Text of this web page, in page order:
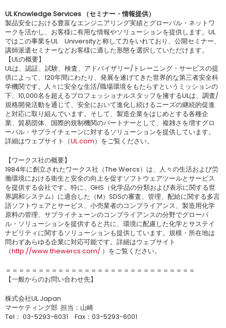
UL Knowledge Services （セミナー・情報提供）
製品安全における豊富なエンジニアリング実績とグローバル・ネットワ
ークを活かし、お客様に有用な情報やソリューションを提供します。UL
ではこの事業をUL Universityと称して力をいれており、公開セミナー、
講師派遣セミナーなどお客様に適した形態を選択していただけます。
【ULの概要】
ULは、認証、試験、検査、アドバイザリー/トレーニング・サービスの提
供によって、120年間にわたり、発展を遂げてきた世界的な第三者安全科
学機関です。人々に安全な生活/職場環境をもたらすというミッションの
下、10,000名を超えるプロフェッショナルスタッフを擁するULは、調査/
規格開発活動を通じて、安全において進化し続けるニーズの継続的促進
と対応に取り組んでいます。そして、製造企業をはじめとする各種企
業、貿易団体、国際的規制機関のパートナーとして、複雑さを増すグロ
ーバル・サプライチェーンに対するソリューションを提供しています。
詳細はウェブサイト（UL.com）をご覧ください。
【ワークス社の概要】
1984年に創立されたワークス社（The Wercs）は、人々の生活および労
働環境における衛生と安全の向上を促すソフトウェアツールとサービス
を提供する会社です。特に、GHS（化学品の分類および表示に関する世
界調和システム）に適合した（M）SDSの審査、管理、配給に関する多言
語ソフトウェアとサービス、小売業者のコンプライアンス、製造用化学
原料の管理、サプライチェーンのコンプライアンスの分野でグローバ
ル・ソリューションを提供すると共に、環境に配慮した化学とサステイ
ナビリティに関するソリューションも提供しています。規模・所在地は
問わずあらゆる企業に対応可能です。詳細はウェブサイト
（http://www.thewercs.com/ ）をご覧ください。
＝＝＝＝＝＝＝＝＝＝＝＝＝＝＝＝＝＝＝＝＝＝＝＝＝＝＝＝＝
【一般からのお問い合わせ先】
株式会社UL Japan
マーケティング部 担当：山崎
Tel： 03-5293-6031 Fax：03-5293-6001